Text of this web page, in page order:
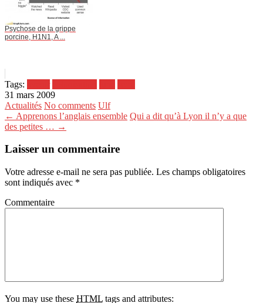
Psychose de la grippe
porcine, H1N1, A ...
Tags:
31 mars 2009
Actualités No comments Ulf
← Apprenons l’anglais ensemble Qui a dit qu’à Lyon il n’y a que
des petites … →
Laisser un commentaire
Votre adresse e-mail ne sera pas publiée. Les champs obligatoires
sont indiqués avec *
Commentaire
You may use these HTML tags and attributes: